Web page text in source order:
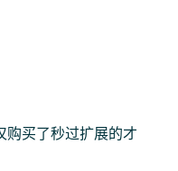
购买了秒过扩展的才